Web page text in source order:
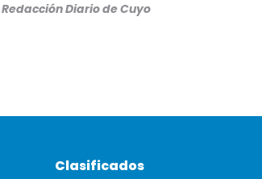
Redacción Diario de Cuyo
Clasificados